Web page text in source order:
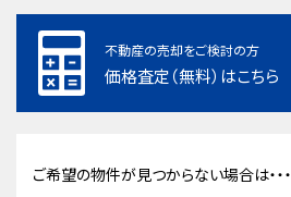
不動産の売却をご検討の方
価格査定（無料）はこちら
ご希望の物件が見つからない場合は・・・